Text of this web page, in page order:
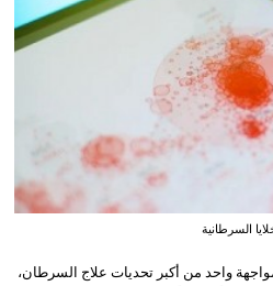
السرطانية
واحد من أكبر تحديات علاج السرطان،